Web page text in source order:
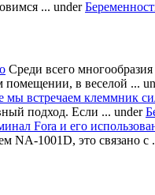
... under
Среди всего
помещении, в веселой ...
мы встречаем клеммник
подход. Если ... under
Fora и его
NA-1001D, это связано с